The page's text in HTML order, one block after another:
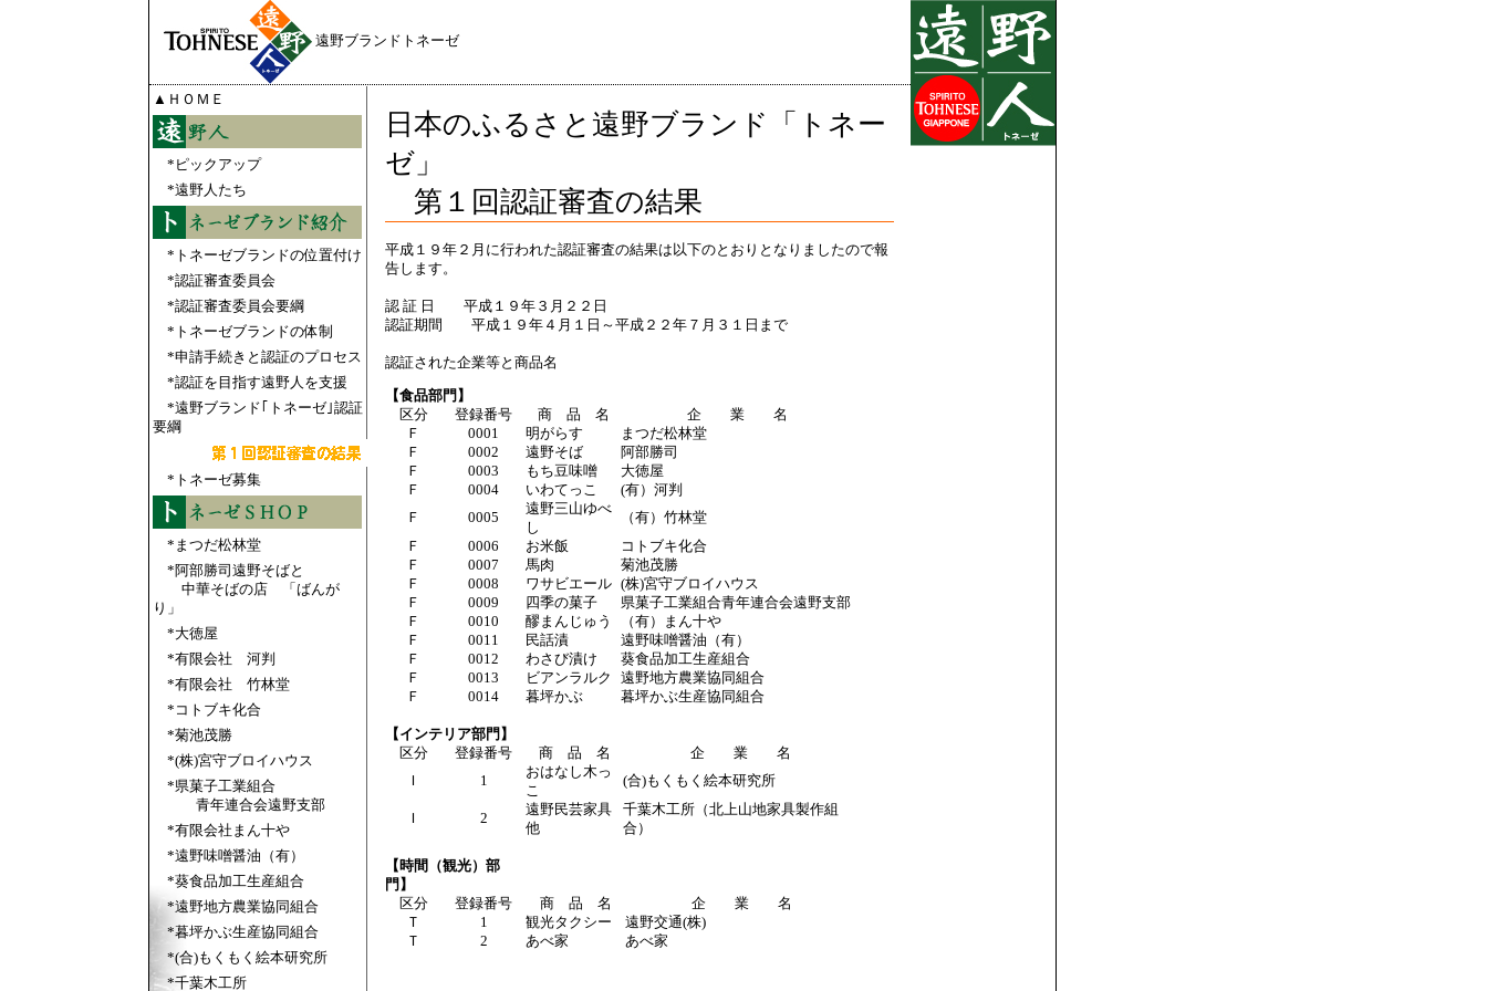
遠野ブランドトネーゼ
▲ ＨＯＭＥ
* ピックアップ
*遠野人たち
* トネーゼブランドの位置付け
*認証審査委員会
*認証審査委員会要綱
* トネーゼブランドの体制
*申請手続きと認証のプロセス
*認証を目指す遠野人を支援
*遠野ブランド｢トネーゼ｣認証
要綱
* トネーゼ募集
* まつだ松林堂
*阿部勝司遠野そばと
中華そばの店 「ばんが
り」
*大徳屋
*有限会社 河判
*有限会社 竹林堂
* コトブキ化合
*菊池茂勝
*(株)宮守ブロイハウス
*県菓子工業組合
青年連合会遠野支部
*有限会社まん十や
*遠野味噌醤油（有）
*葵食品加工生産組合
*遠野地方農業協同組合
*暮坪かぶ生産協同組合
*(合)もくもく絵本研究所
*千葉木工所
日本のふるさと遠野ブランド「トネー
ゼ」
第１回認証審査の結果
平成１９年２月に行われた認証審査の結果は以下のとおりとなりましたので報
告します。
認 証 日 平成１９年３月２２日
認証期間 平成１９年４月１日～平成２２年７月３１日まで
認証された企業等と商品名
【食品部門】
区分
登録番号 商 品 名
企 業 名
Ｆ
0001 明がらす
まつだ松林堂
Ｆ
0002 遠野そば
阿部勝司
Ｆ
0003 もち豆味噌
大徳屋
Ｆ
0004 いわてっこ
(有）河判
Ｆ
0005
遠野三山ゆべ
し
（有）竹林堂
Ｆ
0006 お米飯
コトブキ化合
Ｆ
0007 馬肉
菊池茂勝
Ｆ
0008 ワサビエール (株)宮守ブロイハウス
Ｆ
0009 四季の菓子
県菓子工業組合青年連合会遠野支部
Ｆ
0010 醪まんじゅう
（有）まん十や
Ｆ
0011 民話漬
遠野味噌醤油（有）
Ｆ
0012 わさび漬け
葵食品加工生産組合
Ｆ
0013 ビアンラルク
遠野地方農業協同組合
Ｆ
0014 暮坪かぶ 暮坪かぶ生産協同組合
【インテリア部門】
区分
登録番号 商 品 名
企 業 名
1
おはなし木っ
こ
(合)もくもく絵本研究所
2
遠野民芸家具
他
千葉木工所（北上山地家具製作組
合）
【時間（観光）部
門】
区分
登録番号 商 品 名
企 業 名
Ｔ
1 観光タクシー
遠野交通(株)
Ｔ
2 あべ家 あべ家